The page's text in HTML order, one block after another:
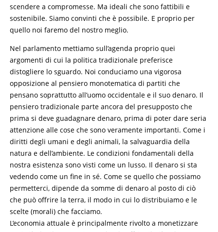
scendere a compromesse. Ma ideali che sono fattibili e
sostenibile. Siamo convinti che è possibile. E proprio per
quello noi faremo del nostro meglio.
Nel parlamento mettiamo sull’agenda proprio quei
argomenti di cui la politica tradizionale preferisce
distogliere lo sguardo. Noi conduciamo una vigorosa
opposizione al pensiero monotematica di partiti che
pensano soprattutto all’uomo occidentale e il suo denaro. Il
pensiero tradizionale parte ancora del presupposto che
prima si deve guadagnare denaro, prima di poter dare seria
attenzione alle cose che sono veramente importanti. Come i
diritti degli umani e degli animali, la salvaguardia della
natura e dell’ambiente. Le condizioni fondamentali della
nostra esistenza sono visti come un lusso. Il denaro si sta
vedendo come un fine in sé. Come se quello che possiamo
permetterci, dipende da somme di denaro al posto di ciò
che può offrire la terra, il modo in cui lo distribuiamo e le
scelte (morali) che facciamo.
L’economia attuale è principalmente rivolto a monetizzare